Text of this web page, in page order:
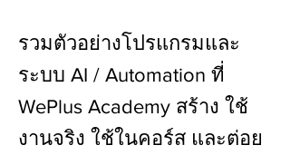
รวมตัวอย่างโปรแกรมและ
ระบบ AI / Automation ที่
WePlus Academy สร้าง ใช้
งานจริง ใช้ในคอร์ส และต่อย